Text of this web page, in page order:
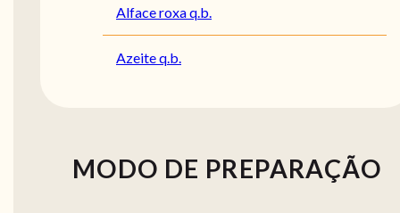
Alface roxa q.b.
Azeite q.b.
MODO DE PREPARAÇÃO